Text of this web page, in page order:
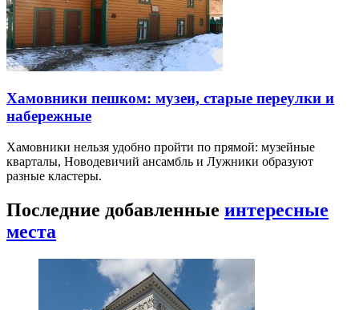
Хамовники пешком: музеи, старые переулки и
набережные
Хамовники нельзя удобно пройти по прямой: музейные
кварталы, Новодевичий ансамбль и Лужники образуют
разные кластеры.
Последние добавленные интересные
места